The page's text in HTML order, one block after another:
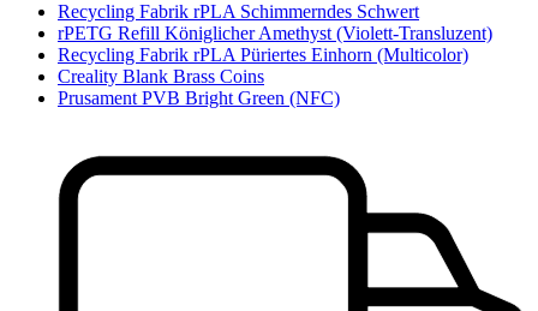
Recycling Fabrik rPLA Schimmerndes Schwert
rPETG Refill Königlicher Amethyst (Violett-Transluzent)
Recycling Fabrik rPLA Püriertes Einhorn (Multicolor)
Creality Blank Brass Coins
Prusament PVB Bright Green (NFC)